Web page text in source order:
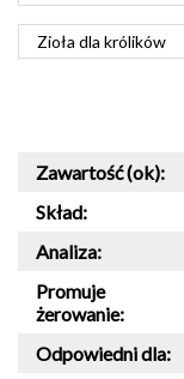
Zioła dla królików
Zawartość (ok):
Skład:
Analiza:
Promuje
żerowanie:
Odpowiedni dla: